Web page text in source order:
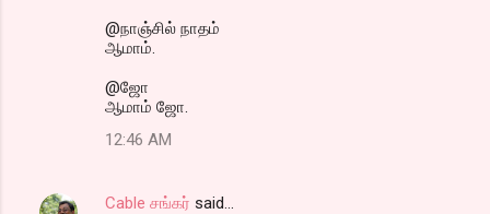
@நாஞ்சில் நாதம்
ஆமாம்.
@ஜோ
ஆமாம் ஜோ.
12:46 AM
Cable சங்கர் said…